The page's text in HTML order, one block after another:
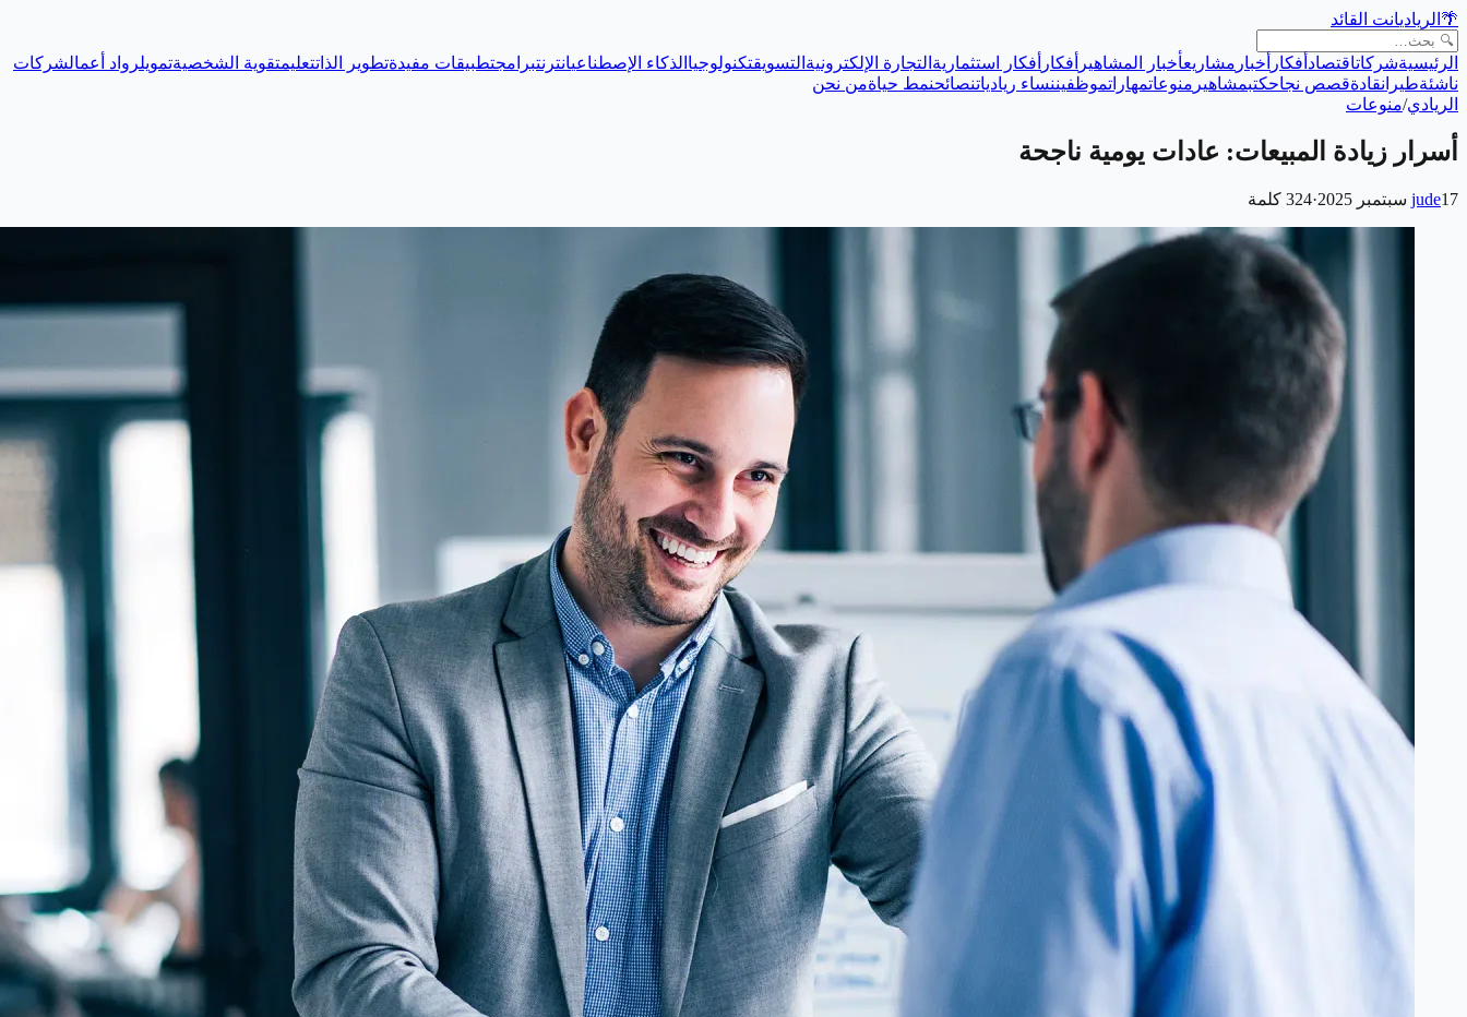
🌴 الرياديانت القائد
الرئيسيةشركاتاقتصاد أفكار أخبار مشاريعأخبار المشاهير أفكار أفكار استثمارية التجارة الإلكترونية التسويقتكنولوجيا الذكاء الإصطناعيانترنتبرامجتطبيقات مفيدةتطوير الذاتتعليمتقوية الشخصيةتمويلرواد أعمالشركات
ناشئةطيرانقادةقصص نجاحكتبمشاهير منوعاتمهاراتموظفيننساء ريادياتنصائحنمط حياةمن نحن
الريادي/منوعات
أسرار زيادة المبيعات: عادات يومية ناجحة
jude17 سبتمبر 2025 ·
324 كلمة